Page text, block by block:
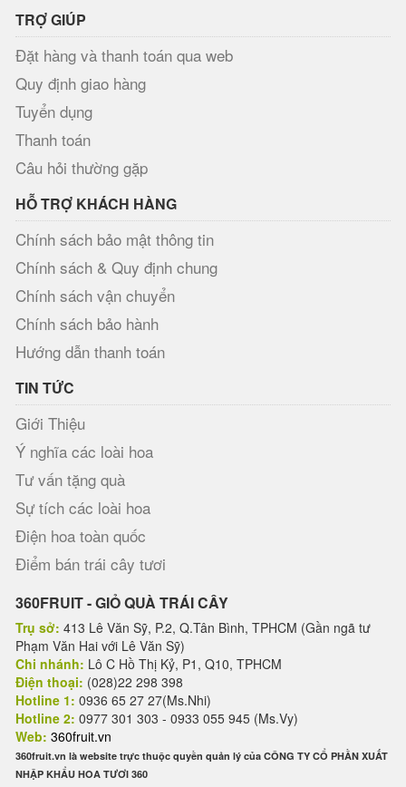
TRỢ GIÚP
Đặt hàng và thanh toán qua web
Quy định giao hàng
Tuyển dụng
Thanh toán
Câu hỏi thường gặp
HỖ TRỢ KHÁCH HÀNG
Chính sách bảo mật thông tin
Chính sách & Quy định chung
Chính sách vận chuyển
Chính sách bảo hành
Hướng dẫn thanh toán
TIN TỨC
Giới Thiệu
Ý nghĩa các loài hoa
Tư vấn tặng quà
Sự tích các loài hoa
Điện hoa toàn quốc
Điểm bán trái cây tươi
360FRUIT - GIỎ QUÀ TRÁI CÂY
Trụ sở: 413 Lê Văn Sỹ, P.2, Q.Tân Bình, TPHCM (Gần ngã tư
Phạm Văn Hai với Lê Văn Sỹ)
Chi nhánh: Lô C Hồ Thị Kỷ, P1, Q10, TPHCM
Điện thoại: (028)22 298 398
Hotline 1: 0936 65 27 27(Ms.Nhi)
Hotline 2: 0977 301 303 - 0933 055 945 (Ms.Vy)
Web: 360fruit.vn
360fruit.vn là website trực thuộc quyền quản lý của CÔNG TY CỔ PHẦN XUẤT
NHẬP KHẨU HOA TƯƠI 360